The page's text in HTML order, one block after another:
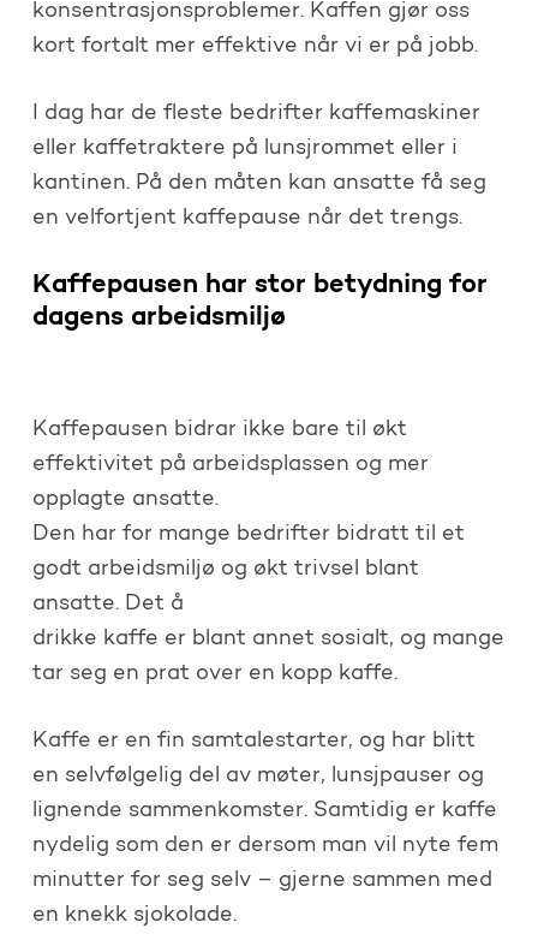
konsentrasjonsproblemer. Kaffen gjør oss
kort fortalt mer effektive når vi er på jobb.
I dag har de fleste bedrifter kaffemaskiner
eller kaffetraktere på lunsjrommet eller i
kantinen. På den måten kan ansatte få seg
en velfortjent kaffepause når det trengs.
Kaffepausen har stor betydning for
dagens arbeidsmiljø
Kaffepausen bidrar ikke bare til økt
effektivitet på arbeidsplassen og mer
opplagte ansatte.
Den har for mange bedrifter bidratt til et
godt arbeidsmiljø og økt trivsel blant
ansatte. Det å
drikke kaffe er blant annet sosialt, og mange
tar seg en prat over en kopp kaffe.
Kaffe er en fin samtalestarter, og har blitt
en selvfølgelig del av møter, lunsjpauser og
lignende sammenkomster. Samtidig er kaffe
nydelig som den er dersom man vil nyte fem
minutter for seg selv – gjerne sammen med
en knekk sjokolade.